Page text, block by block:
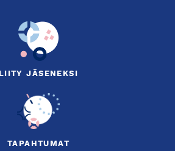
LIITY JÄSENEKSI
TAPAHTUMAT